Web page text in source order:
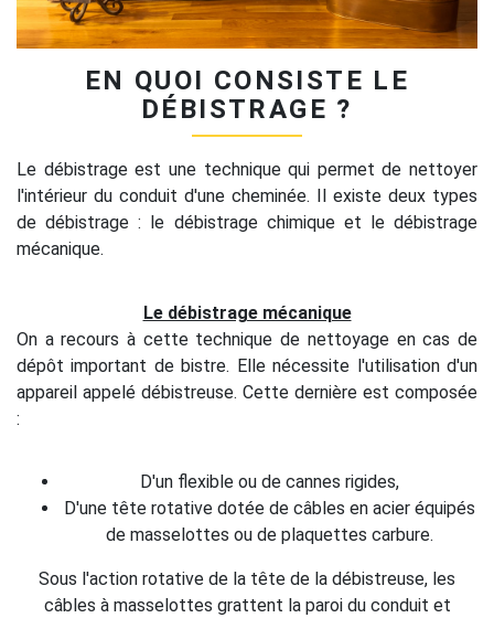
EN QUOI CONSISTE LE
DÉBISTRAGE ?
Le débistrage est une technique qui permet de nettoyer
l'intérieur du conduit d'une cheminée. Il existe deux types
de débistrage : le débistrage chimique et le débistrage
mécanique.
Le débistrage mécanique
On a recours à cette technique de nettoyage en cas de
dépôt important de bistre. Elle nécessite l'utilisation d'un
appareil appelé débistreuse. Cette dernière est composée
:
D'un flexible ou de cannes rigides,
D'une tête rotative dotée de câbles en acier équipés
de masselottes ou de plaquettes carbure.
Sous l'action rotative de la tête de la débistreuse, les
câbles à masselottes grattent la paroi du conduit et